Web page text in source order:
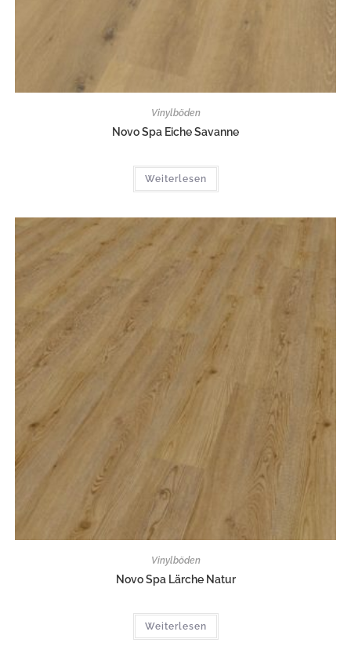
Vinylböden
Novo Spa Eiche Savanne
Weiterlesen
Vinylböden
Novo Spa Lärche Natur
Weiterlesen